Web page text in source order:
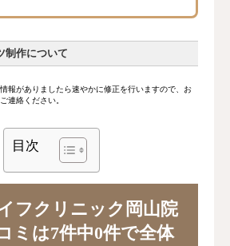
制作について
営目的
拠に基づいた透明性の高いコン
成
報がありましたら速やかに修正を行いますので、お
連絡ください。
目次
フクリニック岡山院
ミは7件中0件で全体